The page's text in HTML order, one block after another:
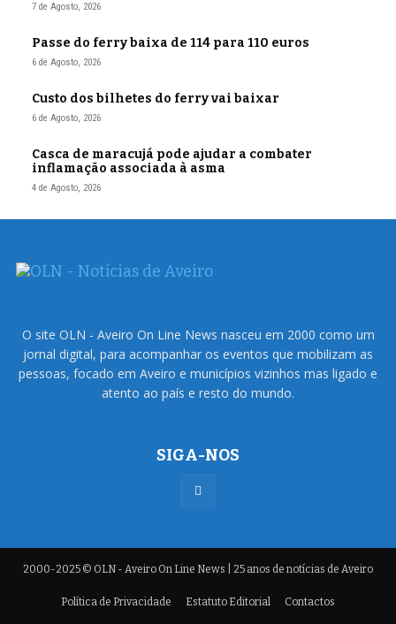
7 de Agosto, 2026
Passe do ferry baixa de 114 para 110 euros
6 de Agosto, 2026
Custo dos bilhetes do ferry vai baixar
6 de Agosto, 2026
Casca de maracujá pode ajudar a combater
inflamação associada à asma
4 de Agosto, 2026
O site OLN - Aveiro On Line News nasceu em 2000 como um
jornal digital, para acompanhar os eventos que mobilizam as
pessoas, focado em Aveiro e municípios vizinhos mas ligado e
atento ao país e resto do mundo.
SIGA-NOS
2000-2025 © OLN - Aveiro On Line News | 25 anos de notícias de Aveiro
Política de Privacidade Estatuto Editorial Contactos